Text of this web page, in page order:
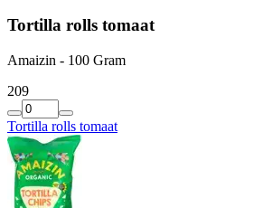
Tortilla rolls tomaat
Amaizin - 100 Gram
209
Tortilla rolls tomaat